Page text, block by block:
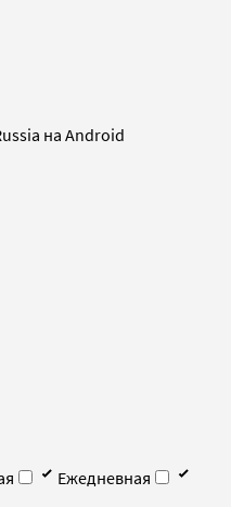
на Android
Ежедневная